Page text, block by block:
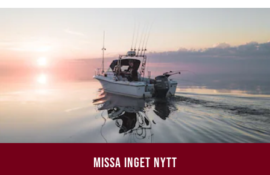
MISSA INGET NYTT